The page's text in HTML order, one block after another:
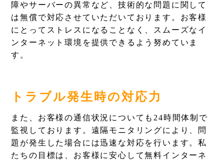
障やサーバーの異常など、技術的な問題に関して
は無償で対応させていただいております。お客様
にとってストレスになることなく、スムーズなイ
ンターネット環境を提供できるよう努めていま
す。
トラブル発生時の対応力
また、お客様の通信状況についても24時間体制で
監視しております。遠隔モニタリングにより、問
題が発生した場合には迅速な対応を行います。私
たちの目標は、お客様に安心して無料インターネ